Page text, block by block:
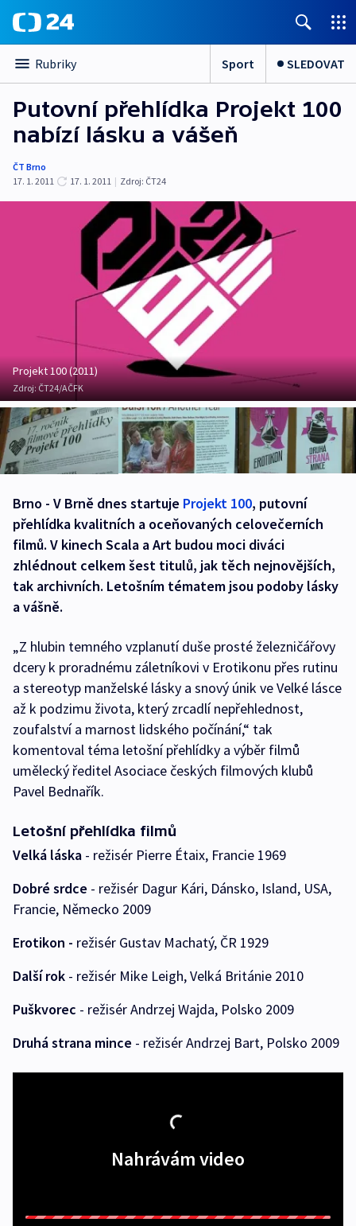
Rubriky Sport SLEDOVAT
Putovní přehlídka Projekt 100
nabízí lásku a vášeň
ČT Brno
17. 1. 2011
17. 1. 2011 | Zdroj: ČT24
Projekt 100 (2011)
Zdroj:ČT24/AČFK
Brno - V Brně dnes startuje Projekt 100, putovní
přehlídka kvalitních a oceňovaných celovečerních
filmů. V kinech Scala a Art budou moci diváci
zhlédnout celkem šest titulů, jak těch nejnovějších,
tak archivních. Letošním tématem jsou podoby lásky
a vášně.
„Z hlubin temného vzplanutí duše prosté železničářovy
dcery k proradnému záletníkovi v Erotikonu přes rutinu
a stereotyp manželské lásky a snový únik ve Velké lásce
až k podzimu života, který zrcadlí nepřehlednost,
zoufalství a marnost lidského počínání,“ tak
komentoval téma letošní přehlídky a výběr filmů
umělecký ředitel Asociace českých filmových klubů
Pavel Bednařík.
Letošní přehlídka filmů
Velká láska - režisér Pierre Étaix, Francie 1969
Dobré srdce - režisér Dagur Kári, Dánsko, Island, USA,
Francie, Německo 2009
Erotikon - režisér Gustav Machatý, ČR 1929
Další rok - režisér Mike Leigh, Velká Británie 2010
Puškvorec - režisér Andrzej Wajda, Polsko 2009
Druhá strana mince - režisér Andrzej Bart, Polsko 2009
Nahrávám video